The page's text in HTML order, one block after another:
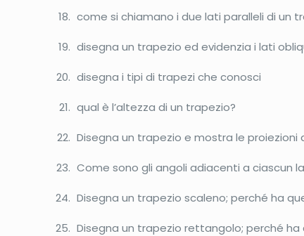
come si chiamano i due lati paralleli di un
disegna un trapezio ed evidenzia i lati
disegna i tipi di trapezi che conosci
qual è l’altezza di un trapezio?
Disegna un trapezio e mostra le proiezioni
Come sono gli angoli adiacenti a ciascun
Disegna un trapezio scaleno; perché ha
Disegna un trapezio rettangolo; perché